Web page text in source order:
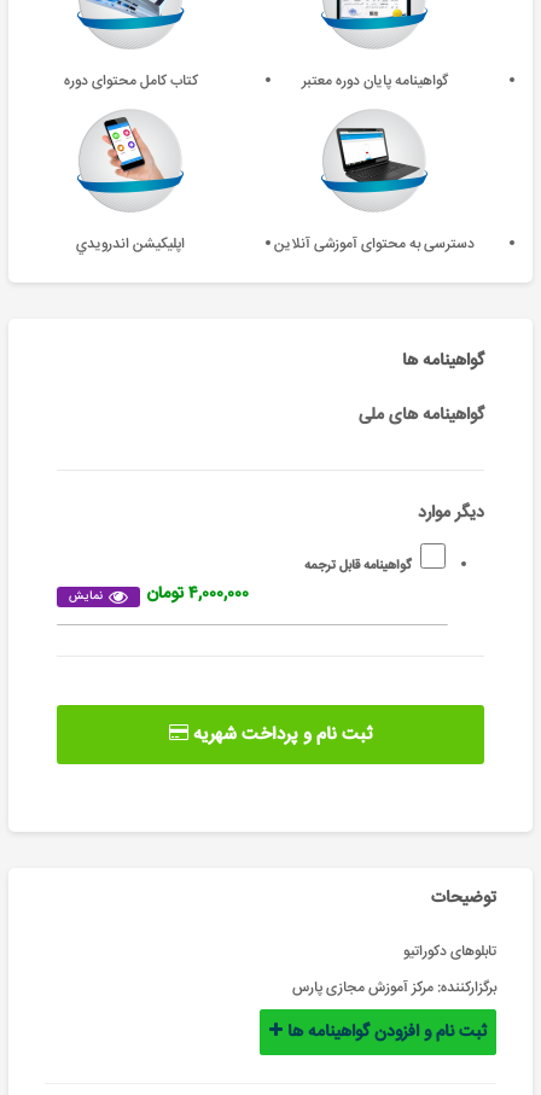
گواهینامه پایان دوره معتبر کتاب کامل محتوای دوره
دسترسی به محتوای آموزشی آنلاین اپليکيشن اندرويدي
گواهینامه ها
گواهینامه های ملی
دیگر موارد
گواهینامه قابل ترجمه
نمایش ۴,۰۰۰,۰۰۰ تومان
ثبت نام و پرداخت شهریه
توضیحات
تابلوهای دکوراتیو
برگزارکننده: مرکز آموزش مجازی پارس
ثبت نام و افزودن گواهینامه ها